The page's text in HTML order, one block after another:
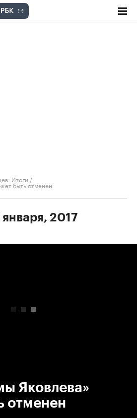
Итоги /
быть отменен
января, 2017
Яковлева»
отменен